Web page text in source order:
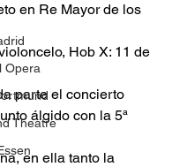
Opera
Theatre
en Re Mayor de los
Hob X: 11 de
parte el concierto
álgido con la 5ª
en ella tanto la